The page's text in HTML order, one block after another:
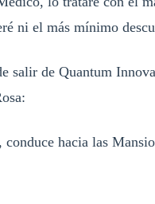
ni el más mínimo
salir de Quantum
hacia las